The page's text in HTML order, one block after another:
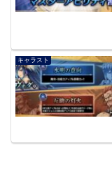
キャラスト